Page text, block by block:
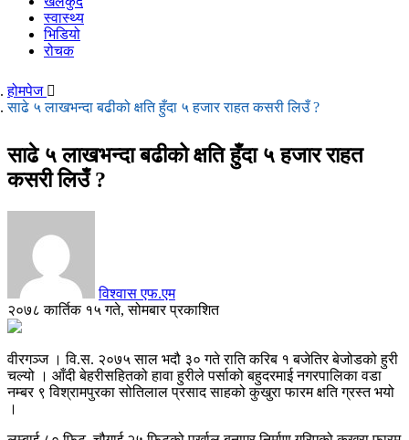
स्वास्थ्य
भिडियो
रोचक
होमपेज
साढे ५ लाखभन्दा बढीको क्षति हुँदा ५ हजार राहत कसरी लिउँ ?
साढे ५ लाखभन्दा बढीको क्षति हुँदा ५ हजार राहत
कसरी लिउँ ?
विश्वास एफ.एम
२०७८ कार्तिक १५ गते, सोमबार प्रकाशित
वीरगञ्ज । वि.स. २०७५ साल भदौ ३० गते राति करिब १ बजेतिर बेजोडको हुरी
चल्यो । आँदी बेहरीसहितको हावा हुरीले पर्साको बहुदरमाई नगरपालिका वडा
नम्बर ९ विश्रामपुरका सोतिलाल प्रसाद साहको कुखुरा फारम क्षति ग्रस्त भयो
।